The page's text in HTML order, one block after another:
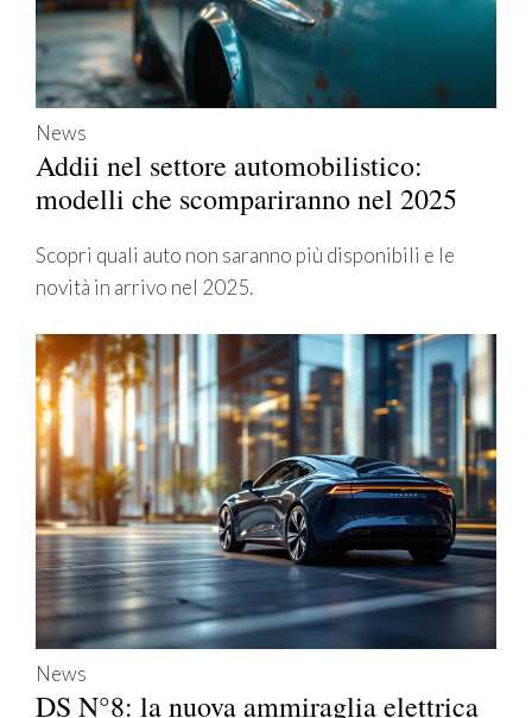
News
Addii nel settore automobilistico:
modelli che scompariranno nel 2025
Scopri quali auto non saranno più disponibili e le
novità in arrivo nel 2025.
News
DS N°8: la nuova ammiraglia elettrica